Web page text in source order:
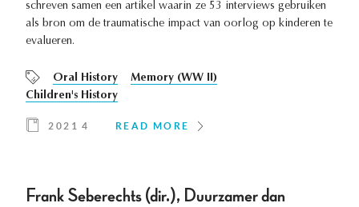
schreven samen een artikel waarin ze 53 interviews gebruiken
als bron om de traumatische impact van oorlog op kinderen te
evalueren.
Oral History
Memory (WW II)
Children's History
2021 4 READ MORE
Frank Seberechts (dir.), Duurzamer dan